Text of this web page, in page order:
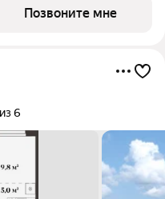
улиц и шумных
не
Позвоните мне
6